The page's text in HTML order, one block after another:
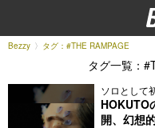
Bezzy タグ：#THE RAMPAGE
タグ一覧：
ソロとして
HOKUTO
開、幻想